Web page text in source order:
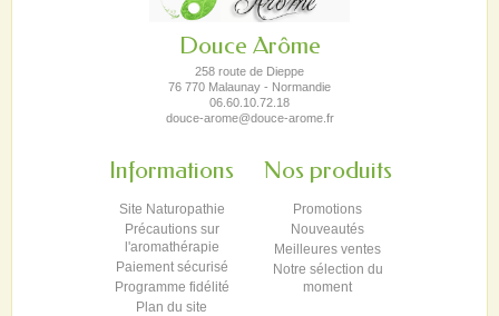
Douce Arôme
258 route de Dieppe
76 770 Malaunay - Normandie
06.60.10.72.18
douce-arome@douce-arome.fr
Informations
Site Naturopathie
Précautions sur
l'aromathérapie
Paiement sécurisé
Programme fidélité
Plan du site
Nos produits
Promotions
Nouveautés
Meilleures ventes
Notre sélection du
moment